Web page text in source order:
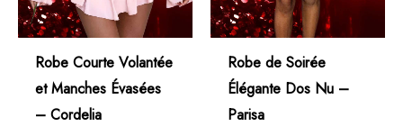
Robe Courte Volantée
et Manches Évasées
– Cordelia
Robe de Soirée
Élégante Dos Nu –
Parisa